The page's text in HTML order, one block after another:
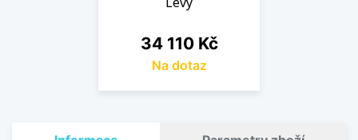
Cena
34 110 Kč
Na dotaz